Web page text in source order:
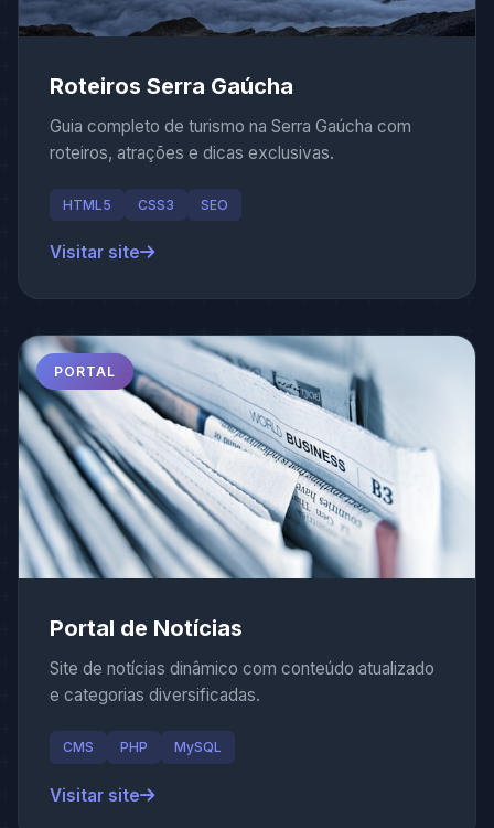
Roteiros Serra Gaúcha
Guia completo de turismo na Serra Gaúcha com
roteiros, atrações e dicas exclusivas.
HTML5 CSS3 SEO
Visitar site
PORTAL
Portal de Notícias
Site de notícias dinâmico com conteúdo atualizado
e categorias diversificadas.
CMS PHP MySQL
Visitar site